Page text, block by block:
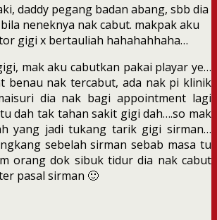
daddy pegang badan abang, sbb dia
neneknya nak cabut. makpak aku
gigi x bertauliah hahahahhaha…
mak aku cabutkan pakai playar ye…
benau nak tercabut, ada nak pi klinik
dia nak bagi appointment lagi
dah tak tahan sakit gigi dah….so mak
yang jadi tukang tarik gigi sirman…
sebelah sirman sebab masa tu
orang dok sibuk tidur dia nak cabut
pasal sirman 🙂